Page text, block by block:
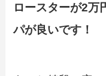
ロースターが2万
パが良いです！